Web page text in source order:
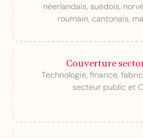
néerlandais, suédois,
roumain, cantonais,
Couverture
Technologie, finance,
secteur public et